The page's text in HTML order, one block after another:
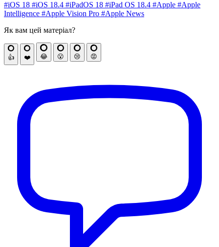
#iOS 18 #iOS 18.4 #iPadOS 18 #iPad OS 18.4 #Apple #Apple
Intelligence #Apple Vision Pro #Apple News
Як вам цей матеріал?
👍 ❤️ 😂 😮 😢 😡